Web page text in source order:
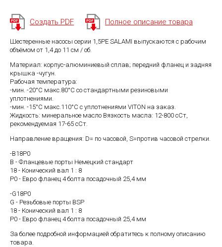
Создать PDF Полное описание товара
Шестеренные насосы серии 1,5PE SALAMI выпускаются с рабочим
объёмом от 1,4 до 11 см / об.
Материал: корпус-алюминиевый сплав; передний фланец и задняя
крышка -чугун.
Рабочая температура:
-мин. -20°C макс.80°C со стандартными резиновыми
уплотнениями.
-мин. -15°C макс.110°C с уплотнениями VITON на заказ.
Жидкость: минеральное масло Вязкость масла: 12-800 cСт,
рекомендуемая 17-65 cСт.
Направление вращения: D= по часовой, S=против часовой стрелки.
-B18P0
B - Фланцевые порты Немецкий стандарт
18 - Конический вал 1 : 8
P0 - Евро фланец 4 болта посадочный 25,4 мм
-G18P0
G - Резьбовые порты BSP
18 - Конический вал 1 : 8
P0 - Евро фланец 4 болта посадочный 25,4 мм
За более подробной информацией обратитесь к полному описанию
товара.